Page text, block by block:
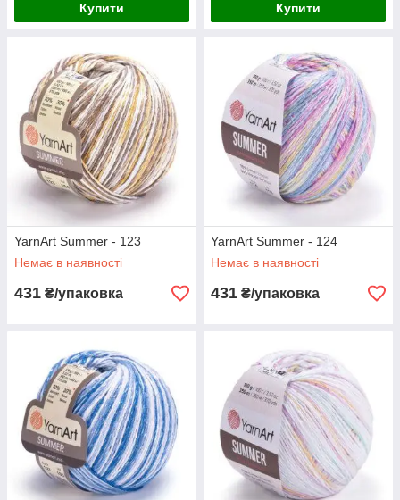
Купити Купити
YarnArt Summer - 123
Немає в наявності
431 ₴/упаковка
YarnArt Summer - 124
Немає в наявності
431 ₴/упаковка